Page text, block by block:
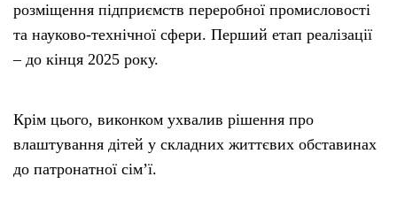
розміщення підприємств переробної промисловості
та науково-технічної сфери. Перший етап реалізації
– до кінця 2025 року.
Крім цього, виконком ухвалив рішення про
влаштування дітей у складних життєвих обставинах
до патронатної сім’ї.